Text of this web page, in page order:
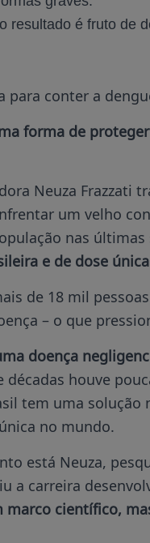
resultado é fruto de
para conter a
forma de
Neuza Frazzati
um velho
nas últimas
e de dose
de 18 mil
– o que
doença
houve
tem uma solução
no mundo.
está Neuza,
a carreira
marco científico,